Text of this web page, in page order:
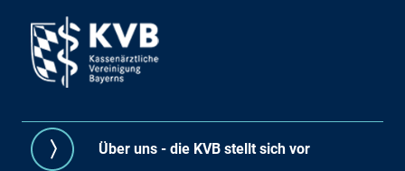
Über uns - die KVB stellt sich vor